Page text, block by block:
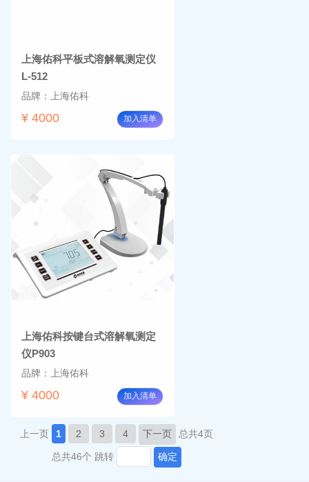
上海佑科平板式溶解氧测定仪
L-512
品牌：上海佑科
¥ 4000 加入清单
上海佑科按键台式溶解氧测定
仪P903
品牌：上海佑科
¥ 4000 加入清单
上一页 1 2 3 4 下一页 总共4页
总共46个 跳转 确定